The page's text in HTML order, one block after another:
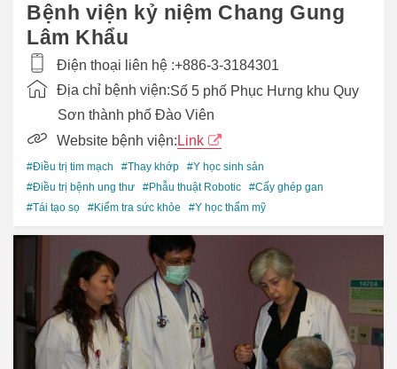
Bệnh viện kỷ niệm Chang Gung
Lâm Khẩu
Điện thoại liên hệ :+886-3-3184301
Địa chỉ bệnh viện:Số 5 phố Phục Hưng khu Quy
Sơn thành phố Đào Viên
Website bệnh viện: Link
#Điều trị tim mạch #Thay khớp
#Y học sinh sản
#Điều trị bệnh ung thư
#Phẫu thuật Robotic
#Cấy ghép gan
#Tái tạo sọ
#Kiểm tra sức khỏe #Y học thẩm mỹ